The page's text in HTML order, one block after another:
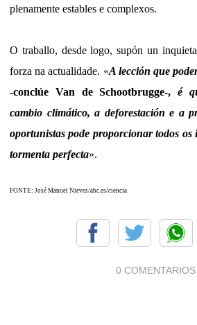
plenamente estables e complexos.
O traballo, desde logo, supón un
forza na actualidade. «A lección que
-conclúe Van de Schootbrugge-, é
cambio climático, a deforestación e a
oportunistas pode proporcionar todos
tormenta perfecta».
FONTE: José Manuel Nieves/abc.es/ciencia
0 COMENTARIOS